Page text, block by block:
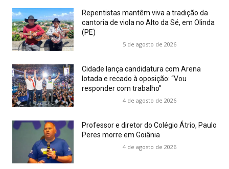
Repentistas mantêm viva a tradição da
cantoria de viola no Alto da Sé, em Olinda
(PE)
5 de agosto de 2026
Cidade lança candidatura com Arena
lotada e recado à oposição: “Vou
responder com trabalho”
4 de agosto de 2026
Professor e diretor do Colégio Átrio, Paulo
Peres morre em Goiânia
4 de agosto de 2026